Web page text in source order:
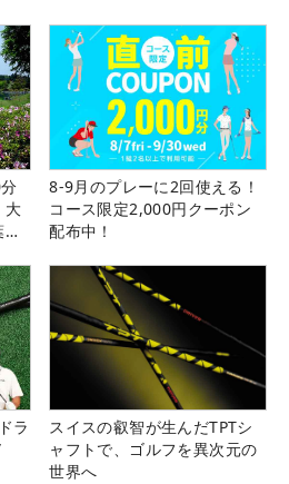
大
8-9月のプレーに2回使える！
コース限定2,000円クーポン
配布中！
ラ
スイスの叡智が生んだTPTシ
ャフトで、ゴルフを異次元の
世界へ